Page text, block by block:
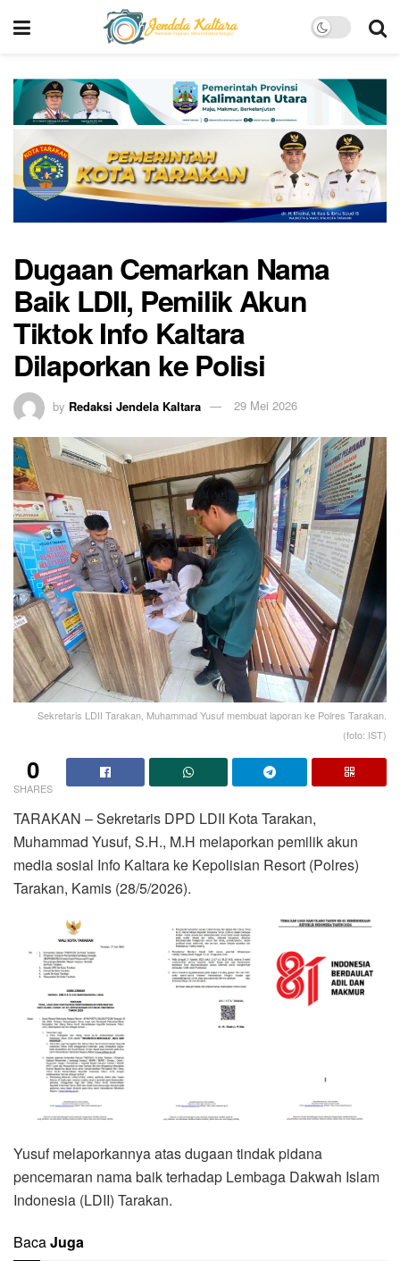
Dugaan Cemarkan Nama
Baik LDII, Pemilik Akun
Tiktok Info Kaltara
Dilaporkan ke Polisi
by Redaksi Jendela Kaltara 29 Mei 2026
Sekretaris LDII Tarakan, Muhammad Yusuf membuat laporan ke Polres Tarakan.
(foto: IST)
0
SHARES
TARAKAN – Sekretaris DPD LDII Kota Tarakan,
Muhammad Yusuf, S.H., M.H melaporkan pemilik akun
media sosial Info Kaltara ke Kepolisian Resort (Polres)
Tarakan, Kamis (28/5/2026).
Yusuf melaporkannya atas dugaan tindak pidana
pencemaran nama baik terhadap Lembaga Dakwah Islam
Indonesia (LDII) Tarakan.
BacaJuga